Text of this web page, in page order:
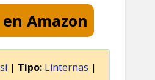
Amazon
| Tipo: Linternas |